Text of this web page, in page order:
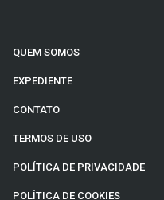
QUEM SOMOS
EXPEDIENTE
CONTATO
TERMOS DE USO
POLÍTICA DE PRIVACIDADE
POLÍTICA DE COOKIES